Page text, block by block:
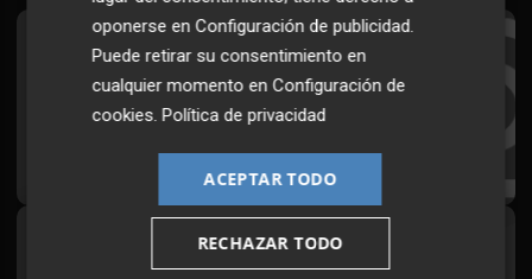
Suscríbete al Boletín
Todos los días a primera hora en tu email
¡Quiero suscribirme!
Síguenos en redes
oponerse enConfiguración de publicidad.
Puede retirar su consentimiento en
cualquier momento enConfiguración de
cookies.Política de privacidad
ACEPTAR TODO
RECHAZAR TODO